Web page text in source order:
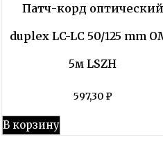
Патч-корд оптический
duplex LC-LC 50/125 mm
5м LSZH
597,30 ₽
В корзину